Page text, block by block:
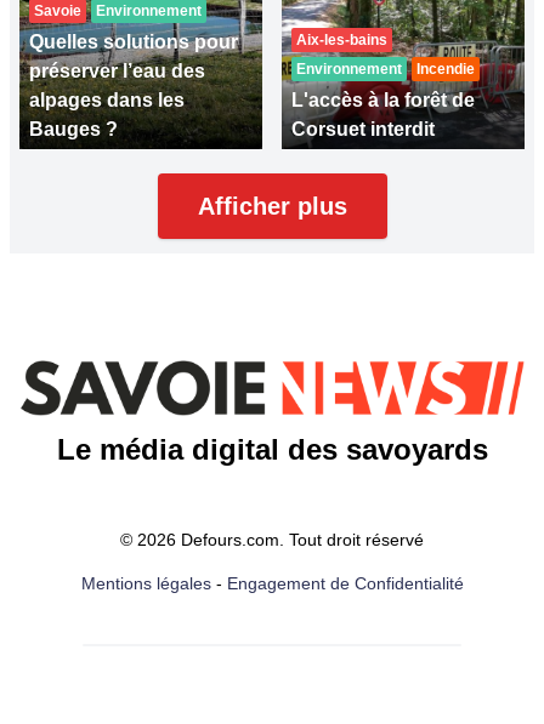
Savoie Environnement
Quelles solutions pour
préserver l’eau des
alpages dans les
Bauges ?
Aix-les-bains
Environnement
Incendie
L'accès à la forêt de
Corsuet interdit
Afficher plus
Le média digital des savoyards
© 2026 Defours.com. Tout droit réservé
Mentions légales- Engagement de Confidentialité